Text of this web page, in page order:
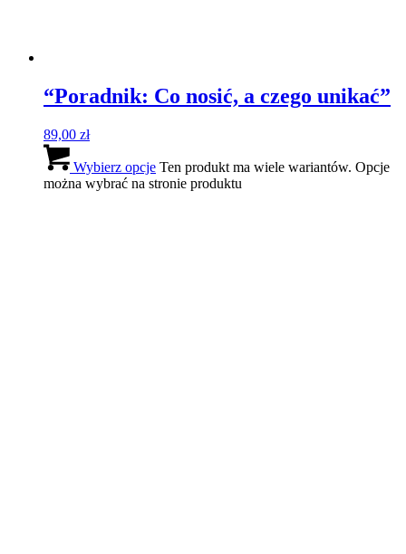
“Poradnik: Co nosić, a czego unikać”
89,00 zł
Wybierz opcje Ten produkt ma wiele wariantów. Opcje
można wybrać na stronie produktu